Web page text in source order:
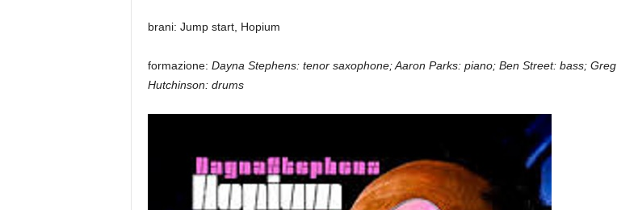
brani: Jump start, Hopium
formazione: Dayna Stephens: tenor saxophone; Aaron Parks: piano; Ben Street: bass; Greg
Hutchinson: drums